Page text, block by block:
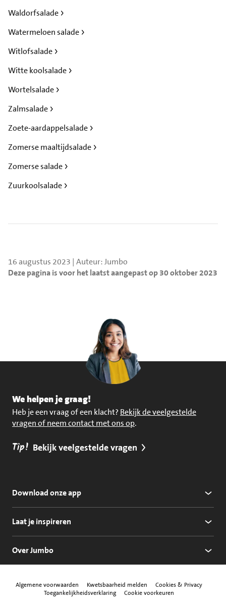
Waldorfsalade
Watermeloen salade
Witlofsalade
Witte koolsalade
Wortelsalade
Zalmsalade
Zoete-aardappelsalade
Zomerse maaltijdsalade
Zomerse salade
Zuurkoolsalade
16 augustus 2023 | Auteur: Jumbo
Deze pagina is voor het laatst aangepast op 30 oktober 2023
We helpen je graag!
Heb je een vraag of een klacht? Bekijk de veelgestelde
vragen of neem contact met ons op.
Tip! Bekijk veelgestelde vragen
Download onze app
Laat je inspireren
Over Jumbo
Algemene voorwaarden Kwetsbaarheid melden
Cookies & Privacy
Toegankelijkheidsverklaring
Cookie voorkeuren